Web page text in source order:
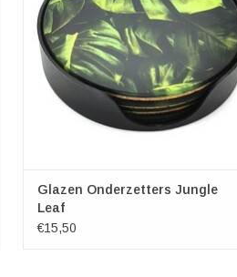
Glazen Onderzetters Jungle
Leaf
€15,50